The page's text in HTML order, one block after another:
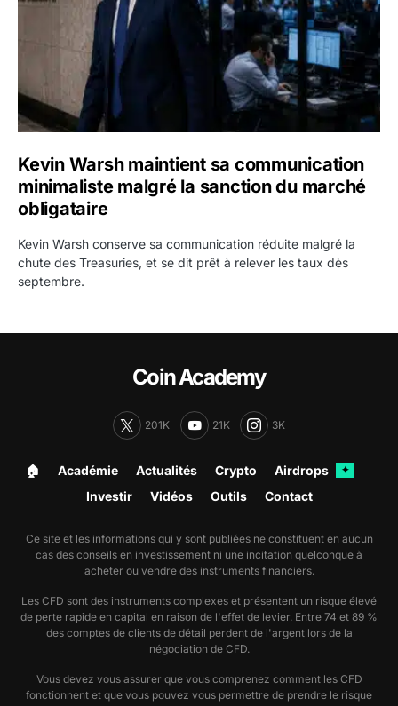
Kevin Warsh maintient sa communication
minimaliste malgré la sanction du marché
obligataire
Kevin Warsh conserve sa communication réduite malgré la
chute des Treasuries, et se dit prêt à relever les taux dès
septembre.
Coin Academy
201K 21K 3K
🏠︎ Académie Actualités Crypto Airdrops ✦
Investir Vidéos Outils Contact
Ce site et les informations qui y sont publiées ne constituent en aucun
cas des conseils en investissement ni une incitation quelconque à
acheter ou vendre des instruments financiers.
Les CFD sont des instruments complexes et présentent un risque élevé
de perte rapide en capital en raison de l'effet de levier. Entre 74 et 89 %
des comptes de clients de détail perdent de l'argent lors de la
négociation de CFD.
Vous devez vous assurer que vous comprenez comment les CFD
fonctionnent et que vous pouvez vous permettre de prendre le risque